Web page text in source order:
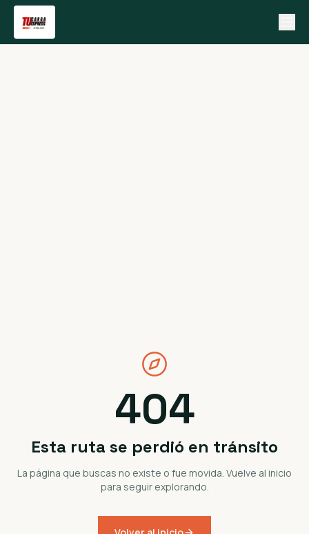
404
Esta ruta se perdió en tránsito
La página que buscas no existe o fue movida. Vuelve al inicio
para seguir explorando.